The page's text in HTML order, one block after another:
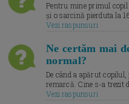
Pentru mine primul
și o sarcină pierduta la
Vezi raspunsuri
Ne certăm mai
normal?
De când a apărut
remarcă. Cine s-a trezit
Vezi raspunsuri